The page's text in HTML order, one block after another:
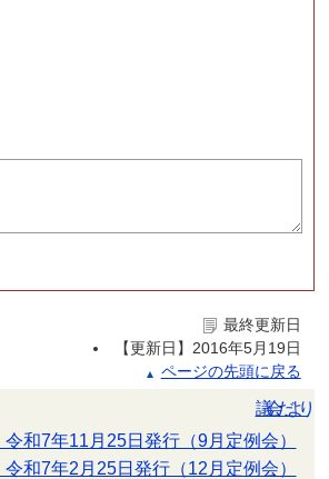
最終更新日
【更新日】 2016年5月19日
ページの先頭に戻る
議会だより
和7年11月25日発行（9月定例会）
和7年2月25日発行（12月定例会）